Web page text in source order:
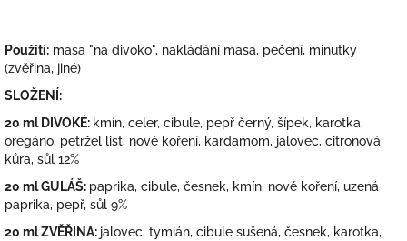
Použití: masa "na divoko", nakládání masa, pečení, minutky
(zvěřina, jiné)
SLOŽENÍ:
20 ml DIVOKÉ: kmín, celer, cibule, pepř černý, šípek, karotka,
oregáno, petržel list, nové koření, kardamom, jalovec, citronová
kůra, sůl 12%
20 ml GULÁŠ: paprika, cibule, česnek, kmín, nové koření, uzená
paprika, pepř, sůl 9%
20 ml ZVĚŘINA: jalovec, tymián, cibule sušená, česnek, karotka,